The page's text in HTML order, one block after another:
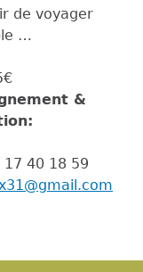
de voyager
…
&
17 40 18 59